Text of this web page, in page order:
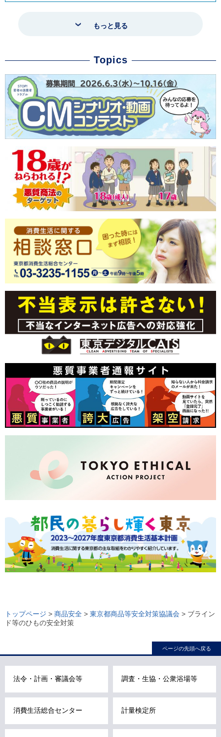
もっと見る
Topics
ー
カ
トップページ > 商品安全 > 東京都商品等安全対策協議会 > ブライン
ド等のひもの安全対策
ページの先頭へ戻る
法令・計画・審議会等 調査・生協・公衆浴場等
消費生活総合センター 計量検定所